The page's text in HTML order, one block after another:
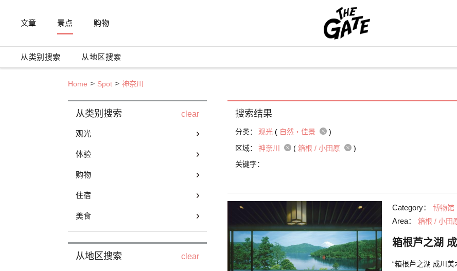
文章 景点 购物
从类别搜索 从地区搜索
Home Spot 神奈川
从类别搜索 clear
观光
体验
购物
住宿
美食
从地区搜索 clear
搜索结果
分类： 观光 ( 自然・佳景
)
区域：
神奈川 ( 箱根 / 小田原
)
关键字：
Category： 博物馆
Area： 箱根 / 小田
箱根芦之湖
“箱根芦之湖 成川